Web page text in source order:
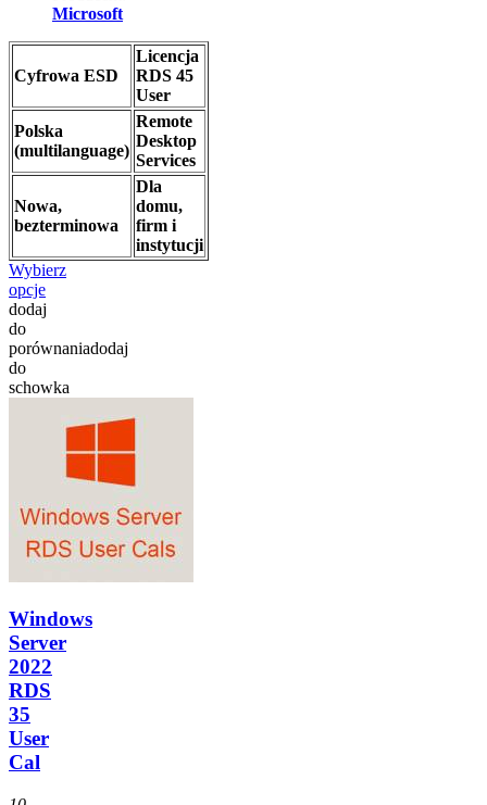
Microsoft
Cyfrowa ESD
Licencja
RDS 45
User
Polska
(multilanguage)
Remote
Desktop
Services
Nowa,
bezterminowa
Dla
domu,
firm i
instytucji
Wybierz
opcje
dodaj
do
porównaniadodaj
do
schowka
Windows
Server
2022
RDS
35
User
Cal